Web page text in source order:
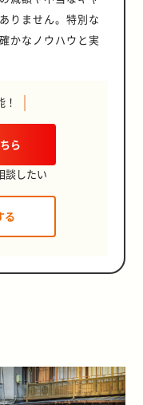
りません。特別な
かなノウハウと実
ら
談したい
る